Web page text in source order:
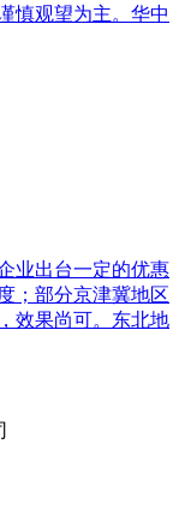
慎观望为主。华中
业出台一定的优惠
；部分京津冀地区
效果尚可。东北地